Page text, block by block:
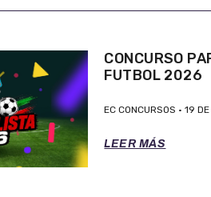
CONCURSO
FUTBOL 2026
EC CONCURSOS 19
LEER MÁS